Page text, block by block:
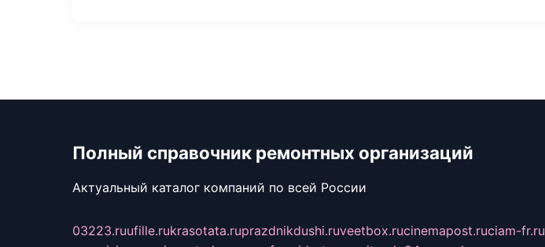
Полный справочник ремонтных организаций
Актуальный каталог компаний по всей России
03223.ruufille.rukrasotata.ruprazdnikdushi.ruveetbox.rucinemapost.ruciam-fr.ru